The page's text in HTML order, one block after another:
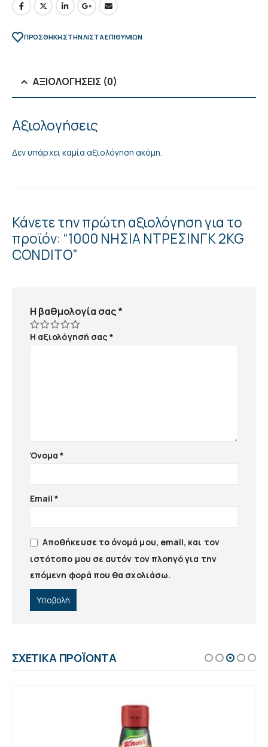
ΠΡΌΣΘΉΚΗ ΣΤΗΝ ΛΊΣΤΑ ΕΠΙΘΥΜΙΏΝ
ΑΞΙΟΛΟΓΉΣΕΙΣ (0)
Αξιολογήσεις
Δεν υπάρχει καμία αξιολόγηση ακόμη.
Κάνετε την πρώτη αξιολόγηση για το
προϊόν: “1000 ΝΗΣΙΑ ΝΤΡΕΣΙΝΓΚ 2KG
CONDITO”
Η βαθμολογία σας*
Η αξιολόγησή σας*
Όνομα*
Email*
Αποθήκευσε το όνομά μου, email, και τον
ιστότοπο μου σε αυτόν τον πλοηγό για την
επόμενη φορά που θα σχολιάσω.
ΣΧΕΤΙΚΆ ΠΡΟΪΌΝΤΑ